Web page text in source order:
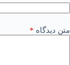
متن دیدگاه *